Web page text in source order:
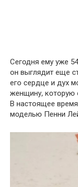
Сегодня ему уже
он выглядит еще
его сердце и дух
женщину, которую
В настоящее
моделью Пенни